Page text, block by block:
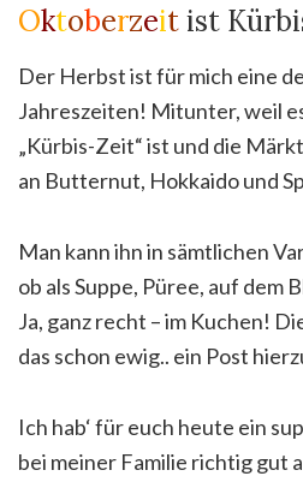
Oktoberzeitist
Der Herbst ist für mich eine
Jahreszeiten! Mitunter, weil
„Kürbis-Zeit“ ist und die
an Butternut, Hokkaido und
Man kann ihn in sämtlichen
ob als Suppe, Püree, auf dem
Ja, ganz recht – im Kuchen!
das schon ewig.. ein Post
Ich hab‘ für euch heute ein
bei meiner Familie richtig gut